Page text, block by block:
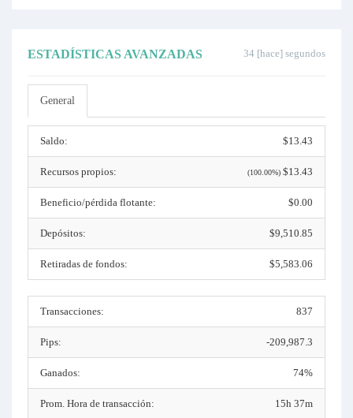
34 [hace] segundos
ESTADÍSTICAS AVANZADAS
General
Saldo: $13.43
Recursos propios: (100.00%) $13.43
Beneficio/pérdida flotante: $0.00
Depósitos: $9,510.85
Retiradas de fondos: $5,583.06
Transacciones: 837
Pips: -209,987.3
Ganados: 74%
Prom. Hora de transacción: 15h 37m